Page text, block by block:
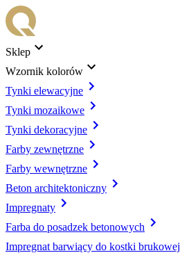
Sklep
Wzornik kolorów
Tynki elewacyjne
Tynki mozaikowe
Tynki dekoracyjne
Farby zewnętrzne
Farby wewnętrzne
Beton architektoniczny
Impregnaty
Farba do posadzek betonowych
Impregnat barwiący do kostki brukowej